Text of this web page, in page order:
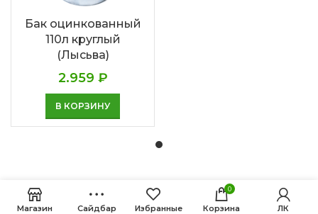
Бак оцинкованный
110л круглый
(Лысьва)
2.959 ₽
В КОРЗИНУ
Магазин Сайдбар Избранные
0
Корзина ЛК